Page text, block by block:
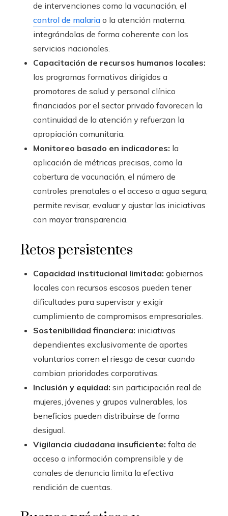
de intervenciones como la vacunación, el
control de malaria o la atención materna,
integrándolas de forma coherente con los
servicios nacionales.
Capacitación de recursos humanos locales:
los programas formativos dirigidos a
promotores de salud y personal clínico
financiados por el sector privado favorecen la
continuidad de la atención y refuerzan la
apropiación comunitaria.
Monitoreo basado en indicadores: la
aplicación de métricas precisas, como la
cobertura de vacunación, el número de
controles prenatales o el acceso a agua segura,
permite revisar, evaluar y ajustar las iniciativas
con mayor transparencia.
Retos persistentes
Capacidad institucional limitada: gobiernos
locales con recursos escasos pueden tener
dificultades para supervisar y exigir
cumplimiento de compromisos empresariales.
Sostenibilidad financiera: iniciativas
dependientes exclusivamente de aportes
voluntarios corren el riesgo de cesar cuando
cambian prioridades corporativas.
Inclusión y equidad: sin participación real de
mujeres, jóvenes y grupos vulnerables, los
beneficios pueden distribuirse de forma
desigual.
Vigilancia ciudadana insuficiente: falta de
acceso a información comprensible y de
canales de denuncia limita la efectiva
rendición de cuentas.